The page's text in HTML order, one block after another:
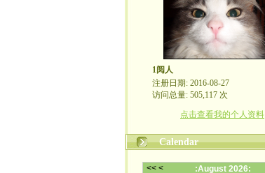
1阅人
注册日期: 2016-08-27
访问总量: 505,117 次
点击查看我的个人资料
Calendar